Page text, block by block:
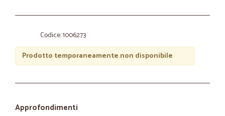
Codice: 1006273
Prodotto temporaneamente non disponibile
Approfondimenti